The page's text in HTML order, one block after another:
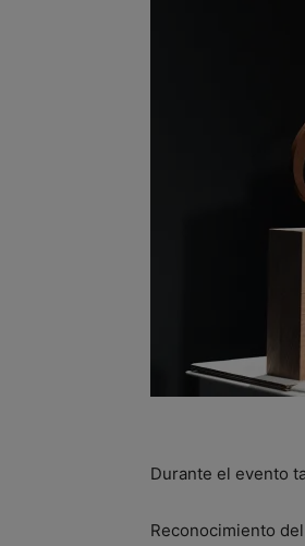
Durante el evento
Reconocimiento